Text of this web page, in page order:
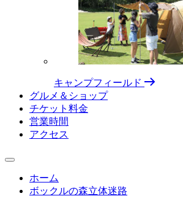
キャンプフィールド
グルメ＆ショップ
チケット料⾦
営業時間
アクセス
ホーム
ボックルの森立体迷路